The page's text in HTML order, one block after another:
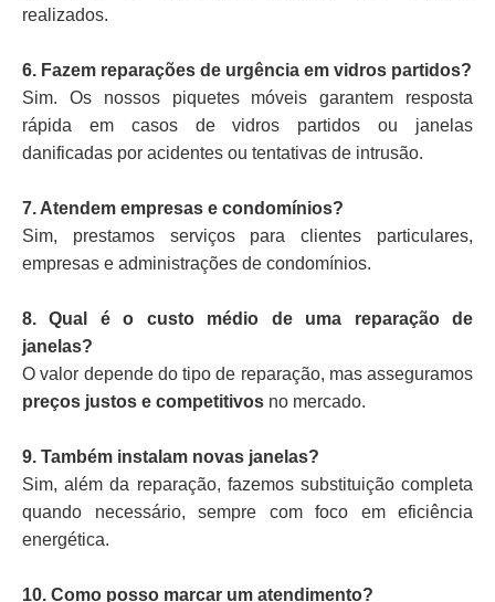
realizados.
6. Fazem reparações de urgência em vidros partidos?
Sim. Os nossos piquetes móveis garantem resposta
rápida em casos de vidros partidos ou janelas
danificadas por acidentes ou tentativas de intrusão.
7. Atendem empresas e condomínios?
Sim, prestamos serviços para clientes particulares,
empresas e administrações de condomínios.
8. Qual é o custo médio de uma reparação de
janelas?
O valor depende do tipo de reparação, mas asseguramos
preços justos e competitivos no mercado.
9. Também instalam novas janelas?
Sim, além da reparação, fazemos substituição completa
quando necessário, sempre com foco em eficiência
energética.
10. Como posso marcar um atendimento?